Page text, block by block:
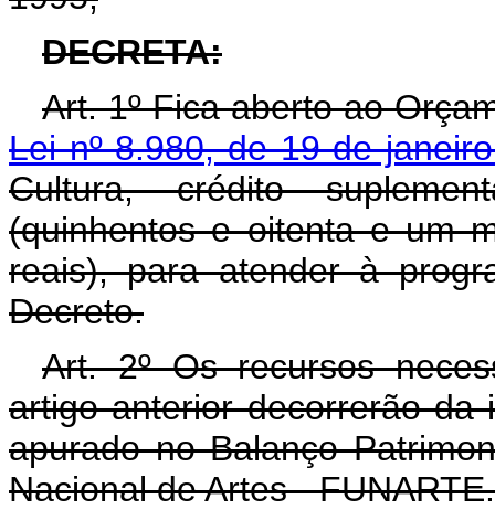
DECRETA:
Art. 1º Fica aberto ao
Lei nº 8.980, de 19 de
Cultura, crédito
(quinhentos e oitenta e um
reais), para atender à
Decreto.
Art. 2º Os recursos
artigo anterior decorrerão da
apurado no Balanço
Nacional de Artes - FUNARTE.